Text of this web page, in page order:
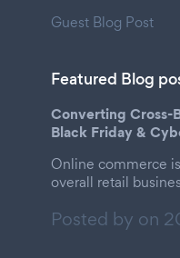
Guest Blog Post
Featured Blog
Converting Cross-
Black Friday &
Online commerce
overall retail
Posted by on